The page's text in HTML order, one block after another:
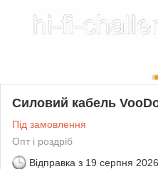
Силовий кабель
Під замовлення
Опт і роздріб
Відправка з 19 серпня 2026